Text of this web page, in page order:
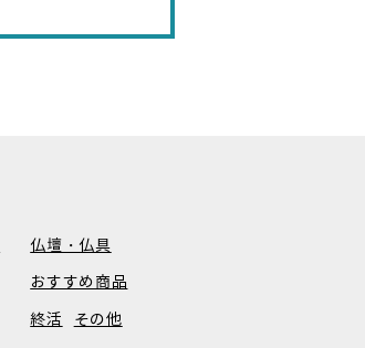
仏壇・仏具
おすすめ商品
終活 その他